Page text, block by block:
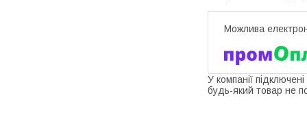
У компанії
будь-який товар не